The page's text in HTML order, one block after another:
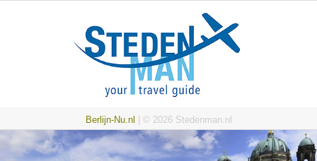
Berlijn-Nu.nl | © 2026 Stedenman.nl